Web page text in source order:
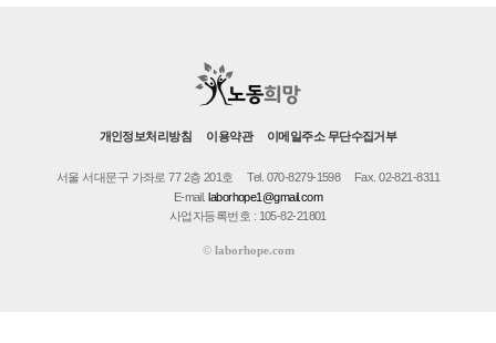
개인정보처리방침 이용약관 이메일주소 무단수집거부
서울 서대문구 가좌로 77 2층 201호 Tel. 070-8279-1598
Fax. 02-821-8311
E-mail.laborhope1@gmail.com
사업자등록번호 : 105-82-21801
© laborhope.com